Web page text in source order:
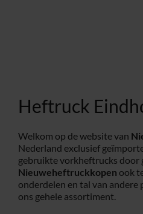
Heftruck
Welkom op de website van
Nederland exclusief
gebruikte vorkheftrucks door
Nieuweheftruckkopen ook
onderdelen en tal van
ons gehele assortiment.